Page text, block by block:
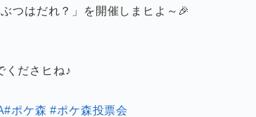
つはだれ？」を開催しまヒよ～🎉
くださヒね♪
#ポケ森 #ポケ森投票会